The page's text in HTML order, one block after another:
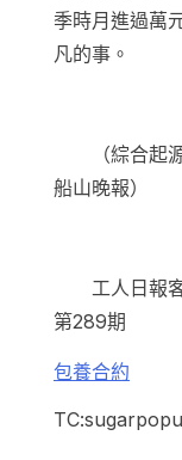
季時月進過萬
凡的事。
（綜合起源
船山晚報）
工人日報客
第289期
包養合約